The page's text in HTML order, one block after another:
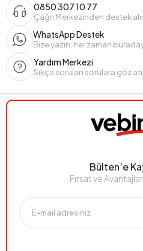
0850 307 10 77
Çağrı Merkezinden destek
WhatsApp Destek
Bize yazın, her zaman
Yardım Merkezi
Sıkça sorulan sorulara göz
Bülten’e
Fırsat ve